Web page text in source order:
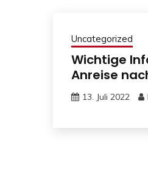
Uncategorized
Wichtige
Anreise
13. Juli 2022